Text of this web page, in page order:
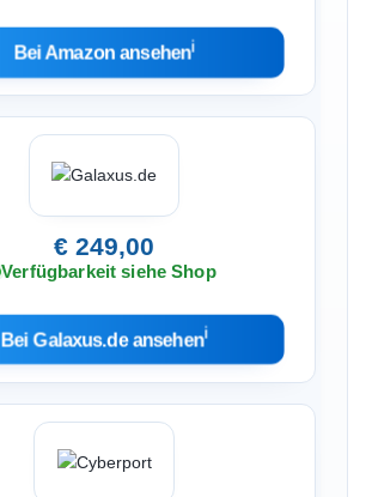
Bei Amazon ansehenℹ︎
€ 249,00
Verfügbarkeit siehe Shop
Bei Galaxus.de ansehenℹ︎